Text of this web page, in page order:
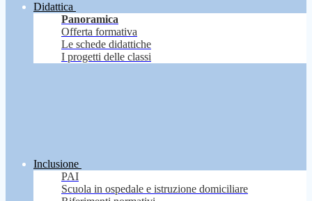
Didattica
Panoramica
Offerta formativa
Le schede didattiche
I progetti delle classi
Inclusione
PAI
Scuola in ospedale e istruzione domiciliare